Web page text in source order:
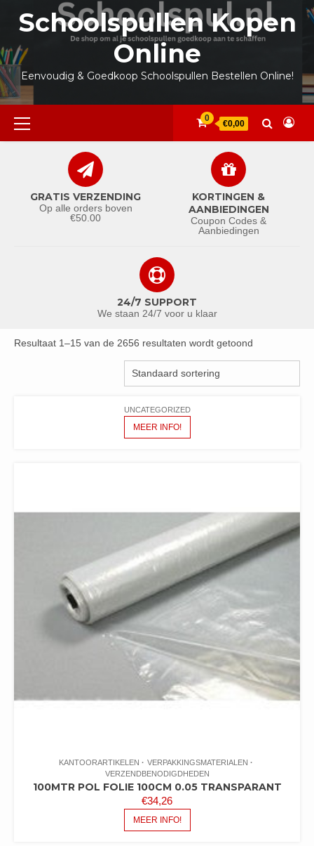
inhoud
Schoolspullen Kopen
Online
Eenvoudig & Goedkoop Schoolspullen Bestellen Online!
Primair
menu
0
€0,00
GRATIS VERZENDING
Op alle orders boven
€50.00
KORTINGEN &
AANBIEDINGEN
Coupon Codes &
Aanbiedingen
24/7 SUPPORT
We staan 24/7 voor u klaar
Resultaat 1–15 van de 2656 resultaten wordt getoond
UNCATEGORIZED
MEER INFO!
KANTOORARTIKELEN
VERPAKKINGSMATERIALEN
VERZENDBENODIGDHEDEN
100MTR POL FOLIE 100CM 0.05 TRANSPARANT
€34,26
MEER INFO!